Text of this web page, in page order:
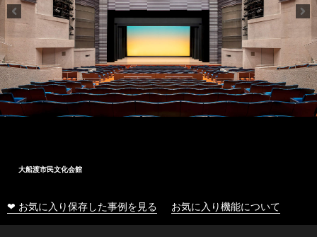
大船渡市民文化会館
❤ お気に入り保存した事例を見る お気に入り機能について